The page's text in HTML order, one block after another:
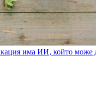
има ИИ, който може